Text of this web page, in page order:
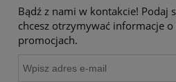
Bądź z nami w kontakcie! Podaj
chcesz otrzymywać informacje
promocjach.